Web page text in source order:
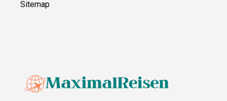
Sitemap